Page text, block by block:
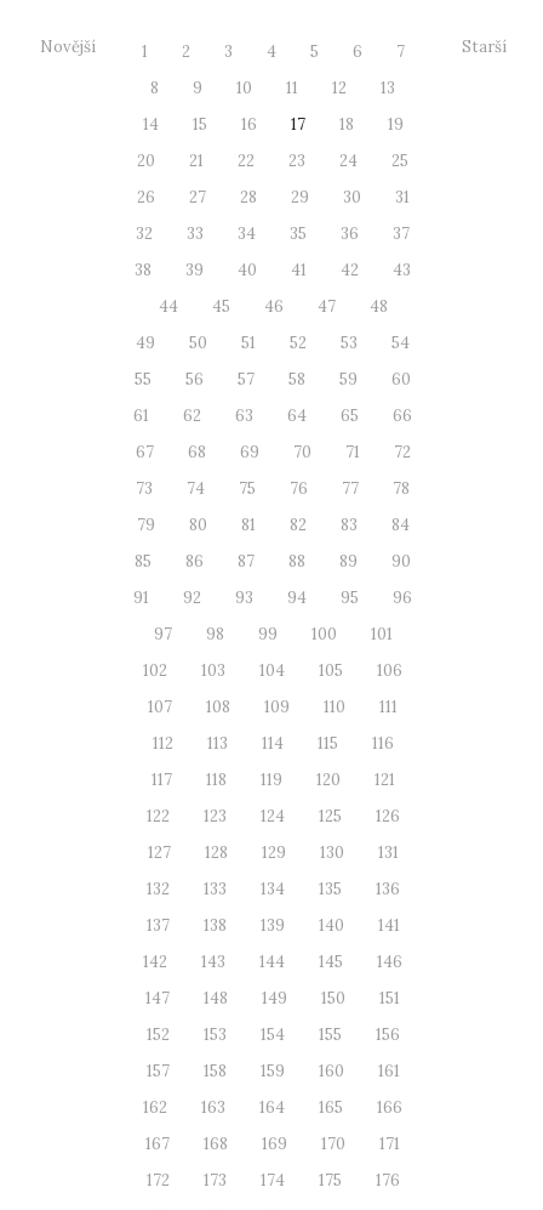
Novější 1 2 3 4 5 6
7
8
9 10 11 12
13
14
15 16 17 18
19
20
21 22 23 24
25
26
27 28 29 30
31
32
33 34 35 36
37
38
39 40 41 42
43
44
45 46 47
48
49
50 51 52 53
54
55
56 57 58 59
60
61
62 63 64 65
66
67
68 69 70 71
72
73
74 75 76 77
78
79
80 81 82 83
84
85
86 87 88 89
90
91
92 93 94 95
96
97
98 99 100
101
102
103 104 105
106
107
108 109 110
111
112
113 114 115
116
117
118 119 120
121
122
123 124 125
126
127
128 129 130
131
132
133 134 135
136
137
138 139 140
141
142
143 144 145
146
147
148 149 150
151
152
153 154 155
156
157
158 159 160
161
162
163 164 165
166
167
168 169 170
171
172
173 174 175
176
Starší